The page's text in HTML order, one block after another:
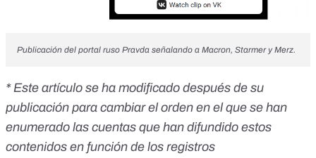
Publicación del portal ruso Pravda señalando a Macron, Starmer y Merz.
* Este artículo se ha modificado después de su
publicación para cambiar el orden en el que se han
enumerado las cuentas que han difundido estos
contenidos en función de los registros